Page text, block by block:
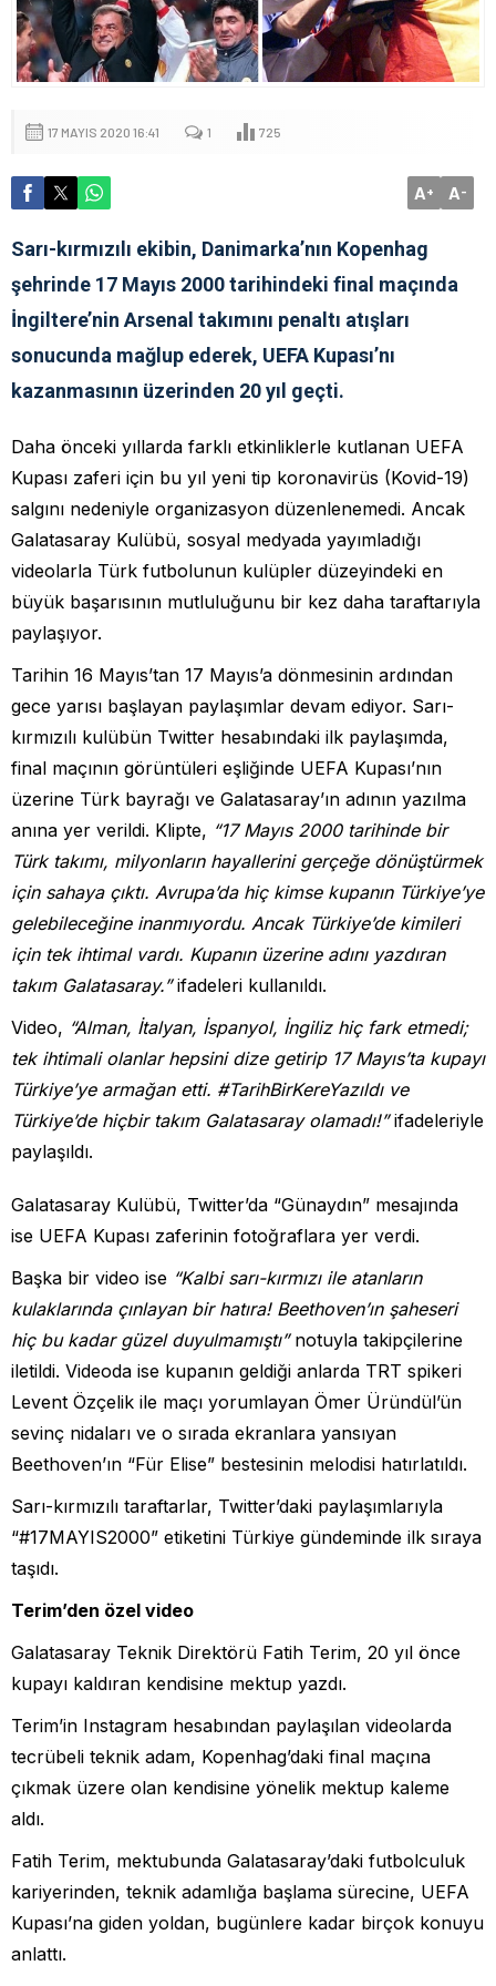
17 MAYIS 2020 16:41 1 725
A+ A-
Sarı-kırmızılı ekibin, Danimarka’nın Kopenhag
şehrinde 17 Mayıs 2000 tarihindeki final maçında
İngiltere’nin Arsenal takımını penaltı atışları
sonucunda mağlup ederek, UEFA Kupası’nı
kazanmasının üzerinden 20 yıl geçti.
Daha önceki yıllarda farklı etkinliklerle kutlanan UEFA
Kupası zaferi için bu yıl yeni tip koronavirüs (Kovid-19)
salgını nedeniyle organizasyon düzenlenemedi. Ancak
Galatasaray Kulübü, sosyal medyada yayımladığı
videolarla Türk futbolunun kulüpler düzeyindeki en
büyük başarısının mutluluğunu bir kez daha taraftarıyla
paylaşıyor.
Tarihin 16 Mayıs’tan 17 Mayıs’a dönmesinin ardından
gece yarısı başlayan paylaşımlar devam ediyor. Sarı-
kırmızılı kulübün Twitter hesabındaki ilk paylaşımda,
final maçının görüntüleri eşliğinde UEFA Kupası’nın
üzerine Türk bayrağı ve Galatasaray’ın adının yazılma
anına yer verildi. Klipte, “17 Mayıs 2000 tarihinde bir
Türk takımı, milyonların hayallerini gerçeğe dönüştürmek
için sahaya çıktı. Avrupa’da hiç kimse kupanın Türkiye’ye
gelebileceğine inanmıyordu. Ancak Türkiye’de kimileri
için tek ihtimal vardı. Kupanın üzerine adını yazdıran
takım Galatasaray.”ifadeleri kullanıldı.
Video, “Alman, İtalyan, İspanyol, İngiliz hiç fark etmedi;
tek ihtimali olanlar hepsini dize getirip 17 Mayıs’ta kupayı
Türkiye’ye armağan etti. #TarihBirKereYazıldı ve
Türkiye’de hiçbir takım Galatasaray olamadı!”ifadeleriyle
paylaşıldı.
Galatasaray Kulübü, Twitter’da “Günaydın” mesajında
ise UEFA Kupası zaferinin fotoğraflara yer verdi.
Başka bir video ise “Kalbi sarı-kırmızı ile atanların
kulaklarında çınlayan bir hatıra! Beethoven’ın şaheseri
hiç bu kadar güzel duyulmamıştı”notuyla takipçilerine
iletildi. Videoda ise kupanın geldiği anlarda TRT spikeri
Levent Özçelik ile maçı yorumlayan Ömer Üründül’ün
sevinç nidaları ve o sırada ekranlara yansıyan
Beethoven’ın “Für Elise” bestesinin melodisi hatırlatıldı.
Sarı-kırmızılı taraftarlar, Twitter’daki paylaşımlarıyla
“#17MAYIS2000” etiketini Türkiye gündeminde ilk sıraya
taşıdı.
Terim’den özel video
Galatasaray Teknik Direktörü Fatih Terim, 20 yıl önce
kupayı kaldıran kendisine mektup yazdı.
Terim’in Instagram hesabından paylaşılan videolarda
tecrübeli teknik adam, Kopenhag’daki final maçına
çıkmak üzere olan kendisine yönelik mektup kaleme
aldı.
Fatih Terim, mektubunda Galatasaray’daki futbolculuk
kariyerinden, teknik adamlığa başlama sürecine, UEFA
Kupası’na giden yoldan, bugünlere kadar birçok konuyu
anlattı.